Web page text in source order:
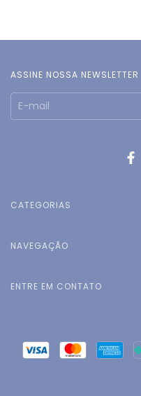
ASSINE NOSSA NEWSLETTER
CATEGORIAS
NAVEGAÇÃO
ENTRE EM CONTATO